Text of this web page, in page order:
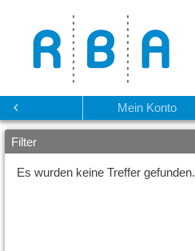
Start Mein Konto
Filter
Es wurden keine Treffer gefunden.